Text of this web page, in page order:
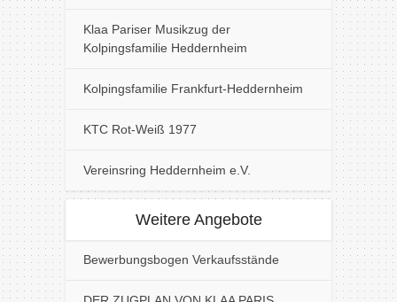
Klaa Pariser Musikzug der
Kolpingsfamilie Heddernheim
Kolpingsfamilie Frankfurt-Heddernheim
KTC Rot-Weiß 1977
Vereinsring Heddernheim e.V.
Weitere Angebote
Bewerbungsbogen Verkaufsstände